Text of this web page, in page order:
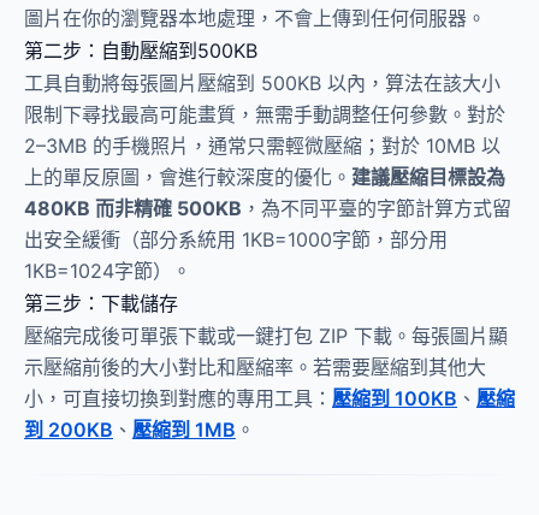
圖片在你的瀏覽器本地處理，不會上傳到任何伺服器。
第二步：自動壓縮到500KB
工具自動將每張圖片壓縮到 500KB 以內，算法在該大小
限制下尋找最高可能畫質，無需手動調整任何參數。對於
2–3MB 的手機照片，通常只需輕微壓縮；對於 10MB 以
上的單反原圖，會進行較深度的優化。 建議壓縮目標設為
480KB 而非精確 500KB ，為不同平臺的字節計算方式留
出安全緩衝（部分系統用 1KB=1000字節，部分用
1KB=1024字節）。
第三步：下載儲存
壓縮完成後可單張下載或一鍵打包 ZIP 下載。每張圖片顯
示壓縮前後的大小對比和壓縮率。若需要壓縮到其他大
小，可直接切換到對應的專用工具： 壓縮到 100KB 、 壓縮
到 200KB 、 壓縮到 1MB 。